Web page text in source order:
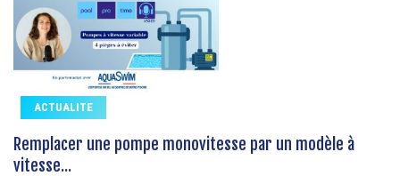
ACTUALITE
Remplacer une pompe monovitesse par un modèle à
vitesse...